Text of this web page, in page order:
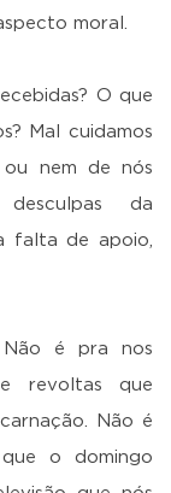
moral.
O que
Mal cuidamos
nem de nós
da
falta de apoio,
Não é pra nos
revoltas que
Não é
o domingo